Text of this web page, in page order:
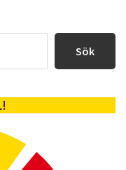
Sök